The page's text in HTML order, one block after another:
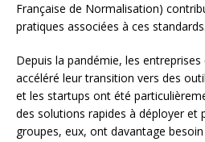
Française de Normalisation)
pratiques associées à ces standards.
Depuis la pandémie, les
accéléré leur transition vers des
et les startups ont été
des solutions rapides à déployer et
groupes, eux, ont davantage